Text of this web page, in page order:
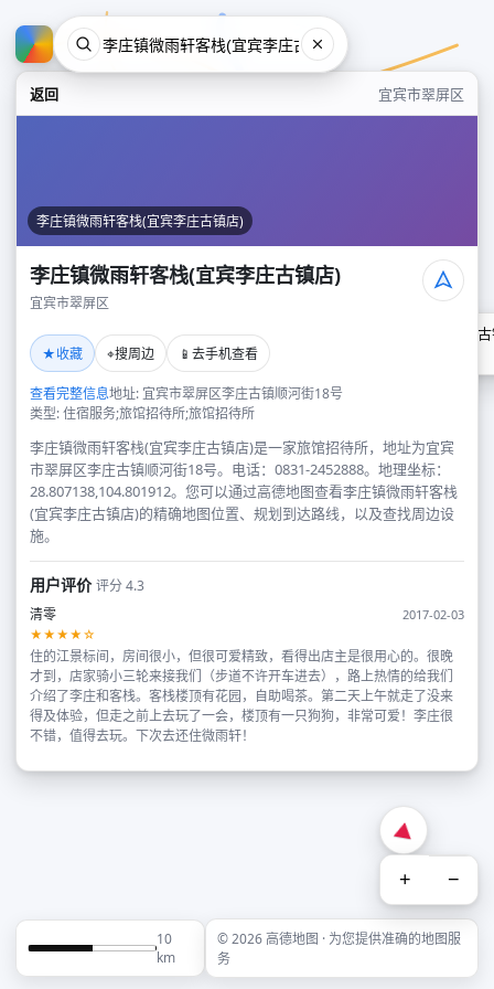
返回 宜宾市翠屏区
李庄镇微雨轩客栈(宜宾李庄古镇店)
李庄镇微雨轩客栈(宜宾李庄古镇店)
宜宾市翠屏区
★收藏 ⌖搜周边 📱 去手机查看
查看完整信息地址: 宜宾市翠屏区李庄古镇顺河街18号
类型: 住宿服务;旅馆招待所;旅馆招待所
李庄镇微雨轩客栈(宜宾李庄古镇店)是一家旅馆招待所，地址为宜宾
市翠屏区李庄古镇顺河街18号。电话：0831-2452888。地理坐标：
28.807138,104.801912。您可以通过高德地图查看李庄镇微雨轩客栈
(宜宾李庄古镇店)的精确地图位置、规划到达路线，以及查找周边设
施。
用户评价评分 4.3
清零
2017-02-03
★★★★☆
住的江景标间，房间很小，但很可爱精致，看得出店主是很用心的。很晚
才到，店家骑小三轮来接我们（步道不许开车进去），路上热情的给我们
介绍了李庄和客栈。客栈楼顶有花园，自助喝茶。第二天上午就走了没来
得及体验，但走之前上去玩了一会，楼顶有一只狗狗，非常可爱！李庄很
不错，值得去玩。下次去还住微雨轩！
李庄镇微雨轩客栈(宜宾李庄
+ −
10
km
© 2026 高德地图 · 为您提供准确的地图服
务